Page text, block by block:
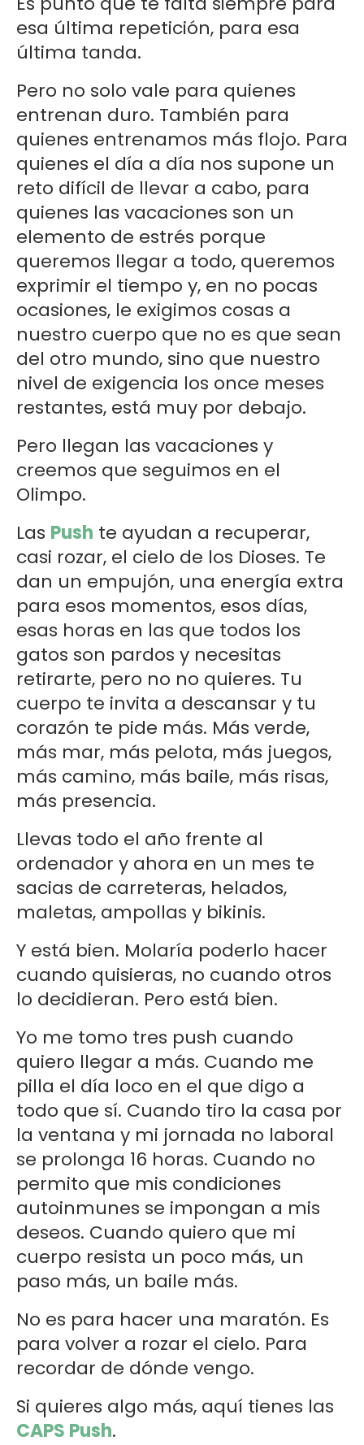
esa última repetición, para esa
última tanda.
Pero no solo vale para quienes
entrenan duro. También para
quienes entrenamos más flojo. Para
quienes el día a día nos supone un
reto difícil de llevar a cabo, para
quienes las vacaciones son un
elemento de estrés porque
queremos llegar a todo, queremos
exprimir el tiempo y, en no pocas
ocasiones, le exigimos cosas a
nuestro cuerpo que no es que sean
del otro mundo, sino que nuestro
nivel de exigencia los once meses
restantes, está muy por debajo.
Pero llegan las vacaciones y
creemos que seguimos en el
Olimpo.
Las Push te ayudan a recuperar,
casi rozar, el cielo de los Dioses. Te
dan un empujón, una energía extra
para esos momentos, esos días,
esas horas en las que todos los
gatos son pardos y necesitas
retirarte, pero no no quieres. Tu
cuerpo te invita a descansar y tu
corazón te pide más. Más verde,
más mar, más pelota, más juegos,
más camino, más baile, más risas,
más presencia.
Llevas todo el año frente al
ordenador y ahora en un mes te
sacias de carreteras, helados,
maletas, ampollas y bikinis.
Y está bien. Molaría poderlo hacer
cuando quisieras, no cuando otros
lo decidieran. Pero está bien.
Yo me tomo tres push cuando
quiero llegar a más. Cuando me
pilla el día loco en el que digo a
todo que sí. Cuando tiro la casa por
la ventana y mi jornada no laboral
se prolonga 16 horas. Cuando no
permito que mis condiciones
autoinmunes se impongan a mis
deseos. Cuando quiero que mi
cuerpo resista un poco más, un
paso más, un baile más.
No es para hacer una maratón. Es
para volver a rozar el cielo. Para
recordar de dónde vengo.
Si quieres algo más, aquí tienes las
CAPS Push.